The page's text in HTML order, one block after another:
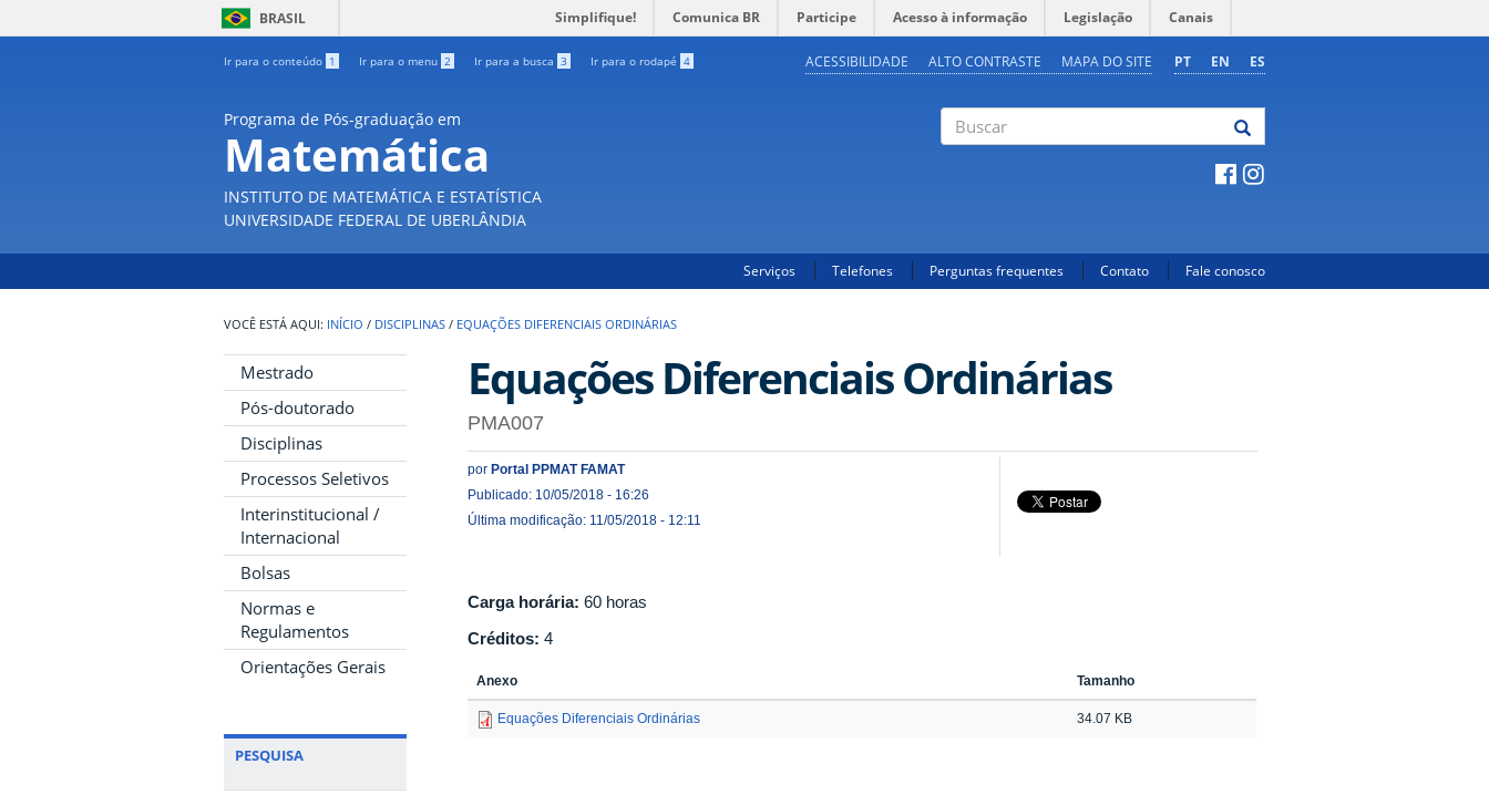
BRASIL Simplifique! Comunica BR Participe Acesso à informação Legislação Canais
Ir para o conteúdo 1 Ir para o menu 2 Ir para a busca 3 Ir para o rodapé 4 PT EN ES
ACESSIBILIDADE ALTO CONTRASTE MAPA DO SITE
Programa de Pós-graduação em
Matemática
INSTITUTO DE MATEMÁTICA E ESTATÍSTICA
UNIVERSIDADE FEDERAL DE UBERLÂNDIA
Serviços Telefones Perguntas frequentes Contato Fale conosco
INÍCIO / DISCIPLINAS / EQUAÇÕES DIFERENCIAIS ORDINÁRIAS
Mestrado
Pós-doutorado
Disciplinas
Processos Seletivos
Interinstitucional /
Internacional
Bolsas
Normas e
Regulamentos
Orientações Gerais
PESQUISA
Equações Diferenciais Ordinárias
PMA007
por Portal PPMAT FAMAT
Publicado: 10/05/2018 - 16:26
Última modificação: 11/05/2018 - 12:11
Carga horária: 60 horas
Créditos: 4
Anexo Tamanho
Equações Diferenciais Ordinárias 34.07 KB